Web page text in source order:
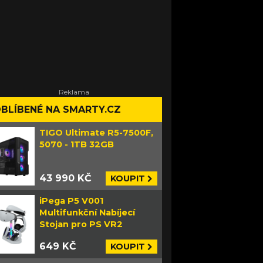
NA SMARTY.CZ
TIGO Ultimate R5-7500F,
5070 - 1TB 32GB
43 990 KČ KOUPIT
iPega P5 V001
Multifunkční Nabíjecí
Stojan pro PS VR2
649 KČ KOUPIT